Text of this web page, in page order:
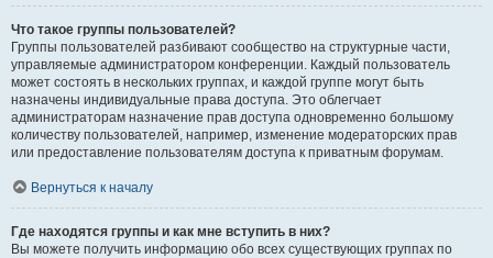
Что такое группы пользователей?
Группы пользователей разбивают сообщество на структурные части,
управляемые администратором конференции. Каждый пользователь
может состоять в нескольких группах, и каждой группе могут быть
назначены индивидуальные права доступа. Это облегчает
администраторам назначение прав доступа одновременно большому
количеству пользователей, например, изменение модераторских прав
или предоставление пользователям доступа к приватным форумам.
Вернуться к началу
Где находятся группы и как мне вступить в них?
Вы можете получить информацию обо всех существующих группах по